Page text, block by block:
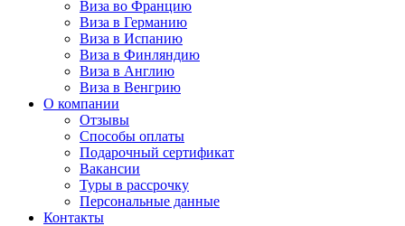
Виза во Францию
Виза в Германию
Виза в Испанию
Виза в Финляндию
Виза в Англию
Виза в Венгрию
О компании
Отзывы
Способы оплаты
Подарочный сертификат
Вакансии
Туры в рассрочку
Персональные данные
Контакты